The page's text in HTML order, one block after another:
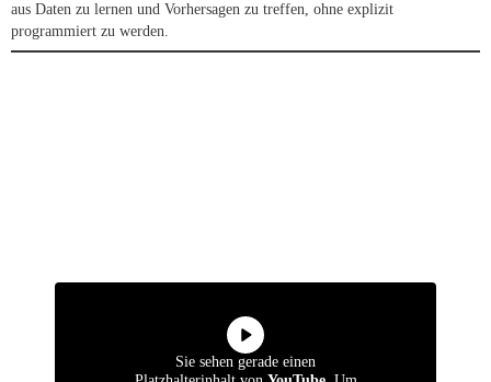
aus Daten zu lernen und Vorhersagen zu treffen, ohne explizit
programmiert zu werden.
Sie sehen gerade einen